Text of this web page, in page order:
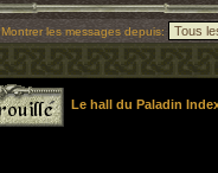
Montrer les messages depuis:
Le hall du Paladin